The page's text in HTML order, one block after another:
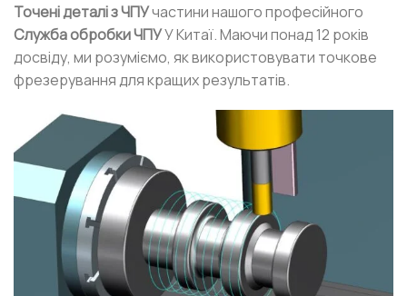
Точені деталі з ЧПУчастини нашого професійного
Служба обробки ЧПУУ Китаї. Маючи понад 12 років
досвіду, ми розуміємо, як використовувати точкове
фрезерування для кращих результатів.